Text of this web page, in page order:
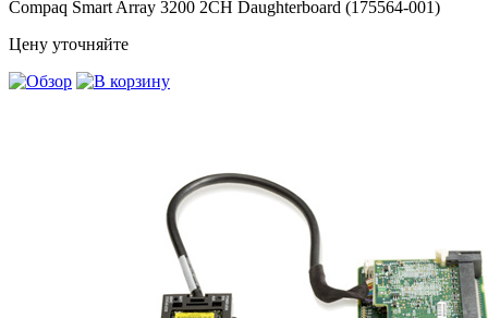
Compaq Smart Array 3200 2CH Daughterboard (175564-001)
Цену уточняйте